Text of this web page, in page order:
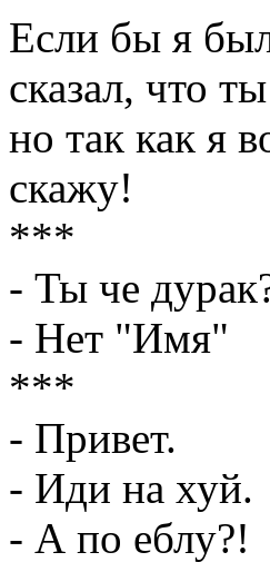
Если бы я
сказал, что
но так как я
скажу!
***
- Ты че
- Нет "Имя"
***
- Привет.
- Иди на хуй.
- А по еблу?!